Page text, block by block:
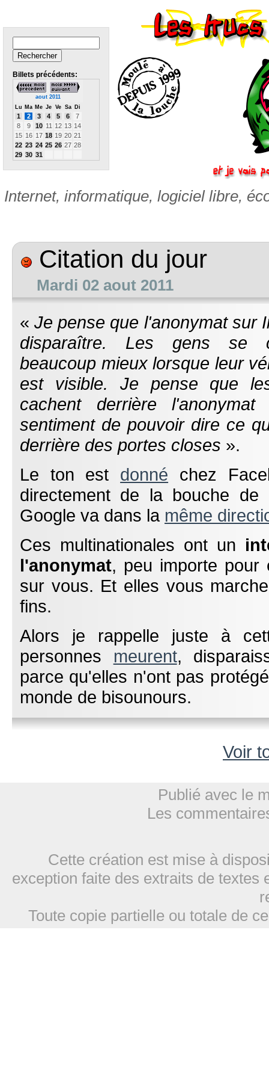
Billets précédents:
aout 2011
Lu Ma Me Je Ve Sa Di
1 2 3 4 5 6
7
8
9 10 11 12 13 14
15 16 17 18 19 20 21
22 23 24 25 26 27 28
29 30 31
Internet, informatique, logiciel libre,
Citation du jour
Mardi 02 aout 2011
«Je pense que l'anonymat sur
disparaître. Les gens se
beaucoup mieux lorsque leur
est visible. Je pense que
cachent derrière
sentiment de pouvoir dire ce
derrière des portes closes ».
Le ton est donné chez
directement de la bouche de
Google va dans la même
Ces multinationales ont un
l'anonymat, peu importe pour
sur vous. Et elles vous
fins.
Alors je rappelle juste à
personnes meurent,
parce qu'elles n'ont pas
monde de bisounours.
Voir
Publié avec le
Les
Cette création est mise à
exception faite des extraits de
Toute copie partielle ou totale de